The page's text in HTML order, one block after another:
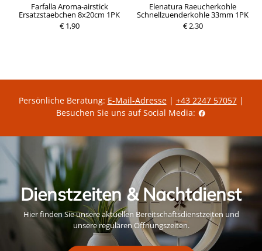
Farfalla Aroma-airstick
Ersatzstaebchen 8x20cm 1PK
€ 1,90
Elenatura Raeucherkohle
Schnellzuenderkohle 33mm 1PK
€ 2,30
Persönliche Beratung: E-Mail-Adresse| +43 2247 57057|
Besuchen Sie uns auf Social Media:
Dienstzeiten & Nachtdienst
Hier finden Sie unsere aktuellen Bereitschaftsdienstzeiten und
unsere regulären Öffnungszeiten.